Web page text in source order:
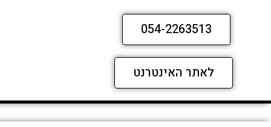
054-2263513
לאתר האינטרנט